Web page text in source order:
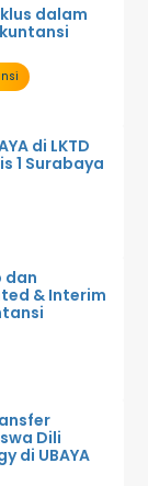
dalam
di LKTD
1 Surabaya
dan
& Interim
Dili
di UBAYA